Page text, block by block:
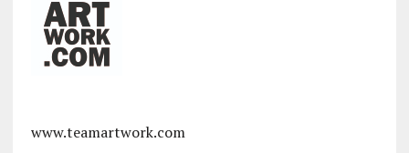
www.teamartwork.com